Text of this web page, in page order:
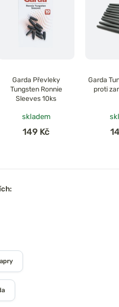
Garda Převleky
Tungsten Ronnie
Sleeves 10ks
skladem
149 Kč
Garda
proti